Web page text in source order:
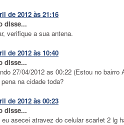
de 2012 às 21:16
disse...
verifique a sua antena.
de 2012 às 10:40
disse...
27/04/2012 as 00:22 (Estou no bairro
na cidade toda?
de 2012 às 00:23
disse...
asecei atravez do celular scarlet 2 lg